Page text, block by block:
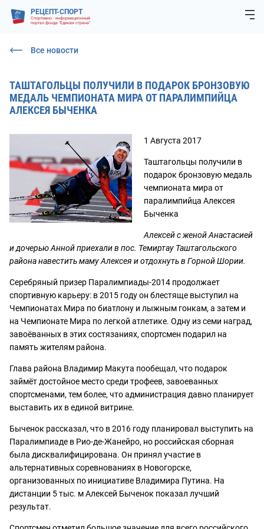
РЕЦЕПТ-СПОРТ
Спортивно - информационный
портал фонда "Единая страна"
Все новости
ТАШТАГОЛЬЦЫ ПОЛУЧИЛИ В ПОДАРОК БРОНЗОВУЮ
МЕДАЛЬ ЧЕМПИОНАТА МИРА ОТ ПАРАЛИМПИЙЦА
АЛЕКСЕЯ БЫЧЕНКА
1 Августа 2017
Таштагольцы получили в
подарок бронзовую медаль
чемпионата мира от
паралимпийца Алексея
Быченка
Алексей с женой Анастасией
и дочерью Анной приехали в пос. Темиртау Таштагольского
района навестить маму Алексея и отдохнуть в Горной Шории.
Серебряный призер Паралимпиады-2014 продолжает
спортивную карьеру: в 2015 году он блестяще выступил на
Чемпионатах Мира по биатлону и лыжным гонкам, а затем и
на Чемпионате Мира по легкой атлетике. Одну из семи наград,
завоёванных в этих состязаниях, спортсмен подарил на
память жителям района.
Глава района Владимир Макута пообещал, что подарок
займёт достойное место среди трофеев, завоеванных
спортсменами, тем более, что администрация давно планирует
выставить их в единой витрине.
Быченок рассказал, что в 2016 году планировал выступить на
Паралимпиаде в Рио-де-Жанейро, но российская сборная
была дисквалифицирована. Он принял участие в
альтернативных соревнованиях в Новогорске,
организованных по инициативе Владимира Путина. На
дистанции 5 тыс. м Алексей Быченок показал лучший
результат.